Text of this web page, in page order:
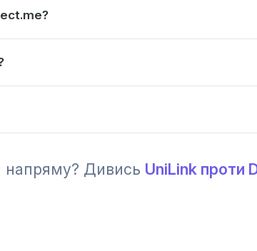
напряму? Дивись UniLink проти